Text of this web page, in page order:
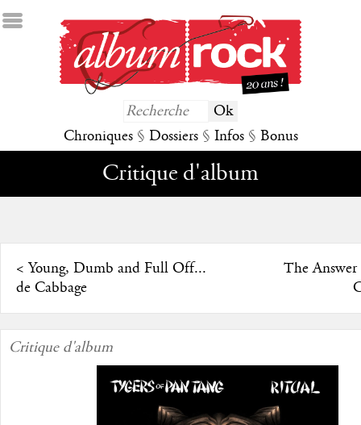
Chroniques § Dossiers § Infos § Bonus
Critique d'album
< Young, Dumb and Full Off...
de Cabbage
The Answer
Critique d'album